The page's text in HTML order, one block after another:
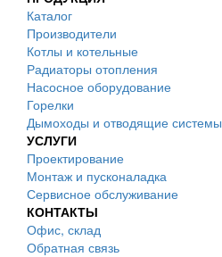
Каталог
Производители
Котлы и котельные
Радиаторы отопления
Насосное оборудование
Горелки
Дымоходы и отводящие системы
УСЛУГИ
Проектирование
Монтаж и пусконаладка
Сервисное обслуживание
КОНТАКТЫ
Офис, склад
Обратная связь